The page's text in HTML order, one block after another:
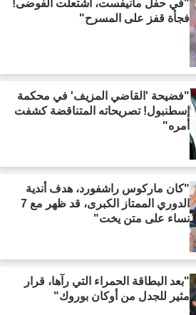
حفل مانيفست، اشتعلت الفوضى!
قفز على المسرح"
'القاضي المزيف' في محكمة
تصريحاته المتناقضة كشفت
ماركوس راشفورد، هدف أندية
الدوري الممتاز الكبرى، قد ظهر مع 7
على متن يخت"
البطاقة الحمراء التي رآها، قرار
للجدل من أوكان بوروك"